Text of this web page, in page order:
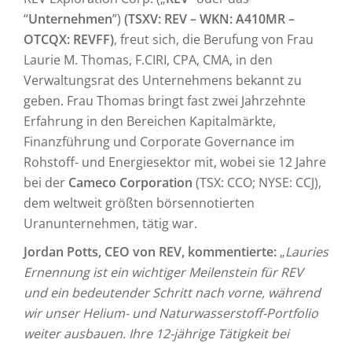
“Unternehmen”) (TSXV: REV – WKN: A410MR –
OTCQX: REVFF), freut sich, die Berufung von Frau
Laurie M. Thomas, F.CIRI, CPA, CMA, in den
Verwaltungsrat des Unternehmens bekannt zu
geben. Frau Thomas bringt fast zwei Jahrzehnte
Erfahrung in den Bereichen Kapitalmärkte,
Finanzführung und Corporate Governance im
Rohstoff- und Energiesektor mit, wobei sie 12 Jahre
bei der Cameco Corporation (TSX: CCO; NYSE: CCJ),
dem weltweit größten börsennotierten
Uranunternehmen, tätig war.
Jordan Potts, CEO von REV, kommentierte: „Lauries
Ernennung ist ein wichtiger Meilenstein für REV
und ein bedeutender Schritt nach vorne, während
wir unser Helium- und Naturwasserstoff-Portfolio
weiter ausbauen. Ihre 12-jährige Tätigkeit bei